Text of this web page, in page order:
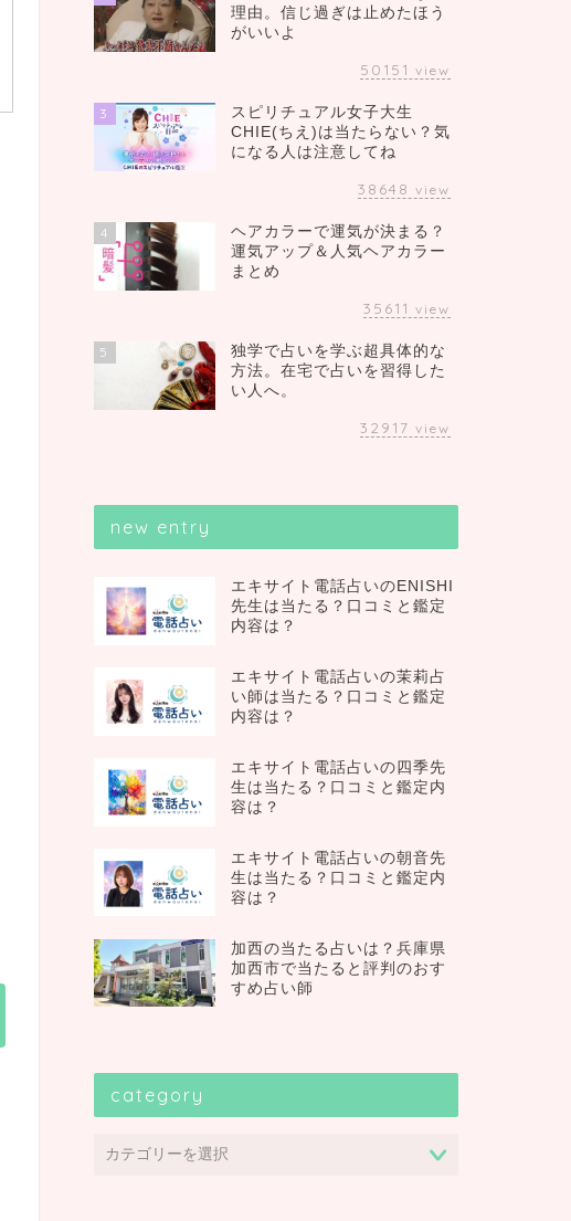
理由。信じ過ぎは止めたほう
がいいよ
50151 view
3
スピリチュアル女子大生
CHIE(ちえ)は当たらない？気
になる人は注意してね
38648 view
4
ヘアカラーで運気が決まる？
運気アップ＆人気ヘアカラー
まとめ
35611 view
5
独学で占いを学ぶ超具体的な
方法。在宅で占いを習得した
い人へ。
32917 view
new entry
エキサイト電話占いのENISHI
先生は当たる？口コミと鑑定
内容は？
エキサイト電話占いの茉莉占
い師は当たる？口コミと鑑定
内容は？
エキサイト電話占いの四季先
生は当たる？口コミと鑑定内
容は？
エキサイト電話占いの朝音先
生は当たる？口コミと鑑定内
容は？
加西の当たる占いは？兵庫県
加西市で当たると評判のおす
すめ占い師
category